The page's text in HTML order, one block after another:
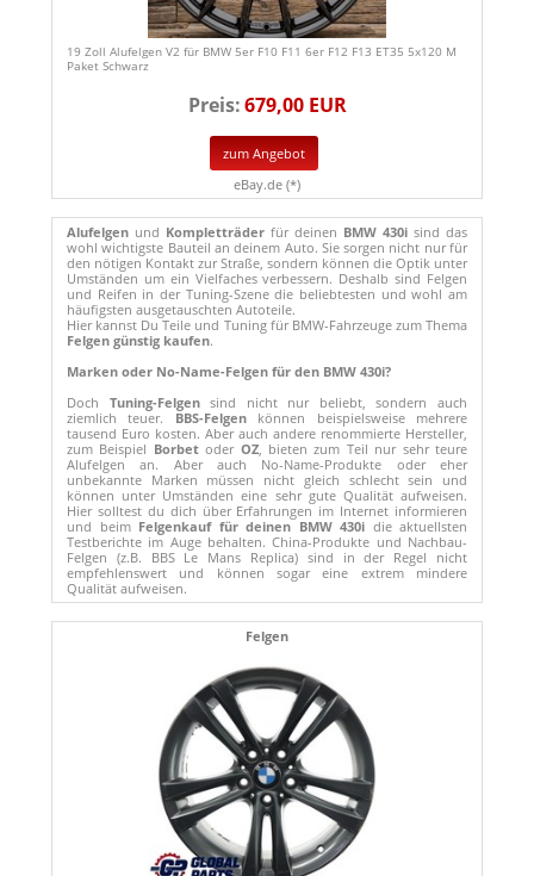
19 Zoll Alufelgen V2 für BMW 5er F10 F11 6er F12 F13 ET35 5x120 M
Paket Schwarz
Preis:679,00 EUR
zum Angebot
eBay.de (*)
Alufelgen und Kompletträder für deinen BMW 430i sind das
wohl wichtigste Bauteil an deinem Auto. Sie sorgen nicht nur für
den nötigen Kontakt zur Straße, sondern können die Optik unter
Umständen um ein Vielfaches verbessern. Deshalb sind Felgen
und Reifen in der Tuning-Szene die beliebtesten und wohl am
häufigsten ausgetauschten Autoteile.
Hier kannst Du Teile und Tuning für BMW-Fahrzeuge zum Thema
Felgen günstig kaufen.
Marken oder No-Name-Felgen für den BMW 430i?
Doch Tuning-Felgensind nicht nur beliebt, sondern auch
ziemlich teuer. BBS-Felgenkönnen beispielsweise mehrere
tausend Euro kosten. Aber auch andere renommierte Hersteller,
zum Beispiel Borbetoder OZ, bieten zum Teil nur sehr teure
Alufelgen an. Aber auch No-Name-Produkte oder eher
unbekannte Marken müssen nicht gleich schlecht sein und
können unter Umständen eine sehr gute Qualität aufweisen.
Hier solltest du dich über Erfahrungen im Internet informieren
und beim Felgenkauf für deinen BMW 430i die aktuellsten
Testberichte im Auge behalten. China-Produkte und Nachbau-
Felgen (z.B. BBS Le Mans Replica) sind in der Regel nicht
empfehlenswert und können sogar eine extrem mindere
Qualität aufweisen.
Felgen